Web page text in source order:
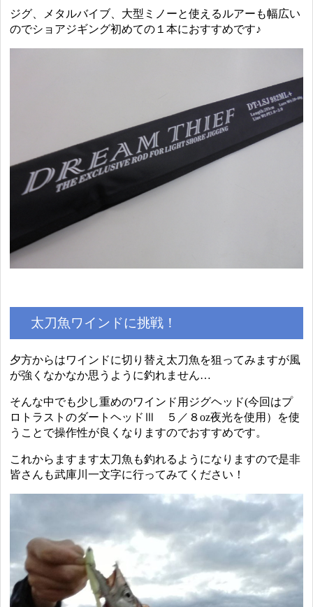
ジグ、メタルバイブ、大型ミノーと使えるルアーも幅広い
のでショアジギング初めての１本におすすめです♪
太刀魚ワインドに挑戦！
夕方からはワインドに切り替え太刀魚を狙ってみますが風
が強くなかなか思うように釣れません…
そんな中でも少し重めのワインド用ジグヘッド(今回はプ
ロトラストのダートヘッドⅢ ５／８oz夜光を使用）を使
うことで操作性が良くなりますのでおすすめです。
これからますます太刀魚も釣れるようになりますので是非
皆さんも武庫川一文字に行ってみてください！